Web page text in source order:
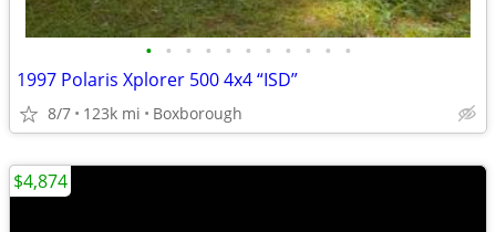
• • • • • • • • • • •
1997 Polaris Xplorer 500 4x4 “ISD”
8/7 123k mi Boxborough
$4,874